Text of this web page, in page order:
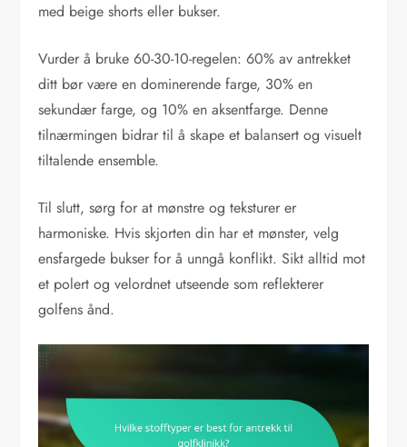
med beige shorts eller bukser.
Vurder å bruke 60-30-10-regelen: 60% av antrekket
ditt bør være en dominerende farge, 30% en
sekundær farge, og 10% en aksentfarge. Denne
tilnærmingen bidrar til å skape et balansert og visuelt
tiltalende ensemble.
Til slutt, sørg for at mønstre og teksturer er
harmoniske. Hvis skjorten din har et mønster, velg
ensfargede bukser for å unngå konflikt. Sikt alltid mot
et polert og velordnet utseende som reflekterer
golfens ånd.